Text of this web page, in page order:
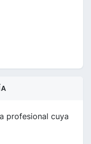
profesional cuya